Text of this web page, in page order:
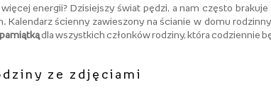
energii? Dzisiejszy świat pędzi, a nam często
Kalendarz ścienny zawieszony na ścianie w domu
dla wszystkich członków rodziny, która codziennie
ze zdjęciami